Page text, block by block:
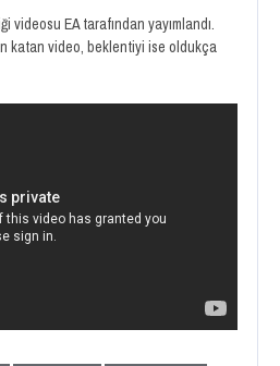
videosu EA tarafından yayımlandı.
katan video, beklentiyi ise oldukça